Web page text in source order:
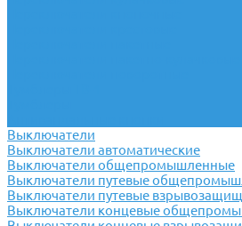
Выключатели
Выключатели автоматические
Выключатели общепромышленные
Выключатели путевые
Выключатели путевые
Выключатели концевые